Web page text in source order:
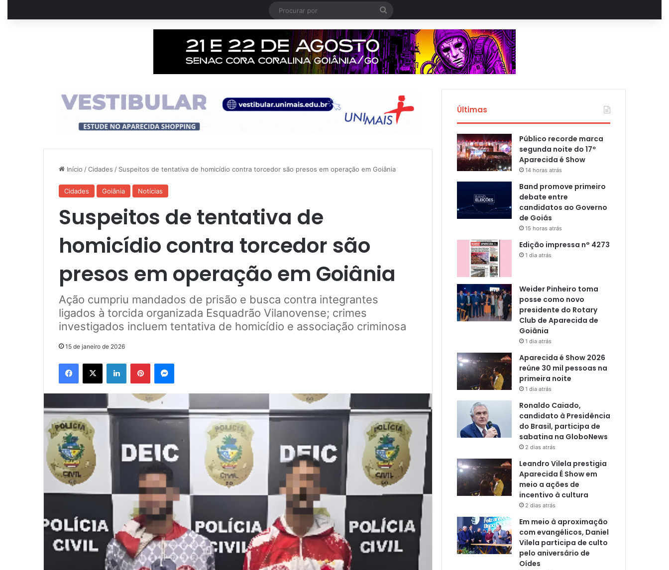
Procurar
por
Início /Cidades / Suspeitos de tentativa de homicídio contra torcedor são presos em operação em Goiânia
Cidades Goiânia Notícias
Suspeitos de tentativa de
homicídio contra torcedor são
presos em operação em Goiânia
Ação cumpriu mandados de prisão e busca contra integrantes
ligados à torcida organizada Esquadrão Vilanovense; crimes
investigados incluem tentativa de homicídio e associação criminosa
15 de janeiro de 2026
Facebook
X LinkedinPinterestMessenger
Últimas
Público recorde marca
segunda noite do 17º
Aparecida é Show
14 horas atrás
Band promove primeiro
debate entre
candidatos ao Governo
de Goiás
15 horas atrás
Edição impressa n° 4273
1 dia atrás
Weider Pinheiro toma
posse como novo
presidente do Rotary
Club de Aparecida de
Goiânia
1 dia atrás
Aparecida é Show 2026
reúne 30 mil pessoas na
primeira noite
1 dia atrás
Ronaldo Caiado,
candidato à Presidência
do Brasil, participa de
sabatina na GloboNews
2 dias atrás
Leandro Vilela prestigia
Aparecida É Show em
meio a ações de
incentivo à cultura
2 dias atrás
Em meio à aproximação
com evangélicos, Daniel
Vilela participa de culto
pelo aniversário de
Oídes